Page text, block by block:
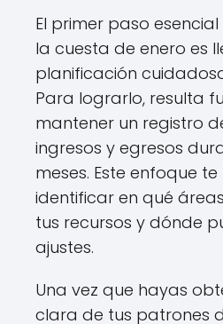
El primer paso
la cuesta de enero es
planificación
Para lograrlo, resulta
mantener un registro
ingresos y egresos
meses. Este enfoque
identificar en qué
tus recursos y dónde
ajustes.
Una vez que hayas
clara de tus patrones